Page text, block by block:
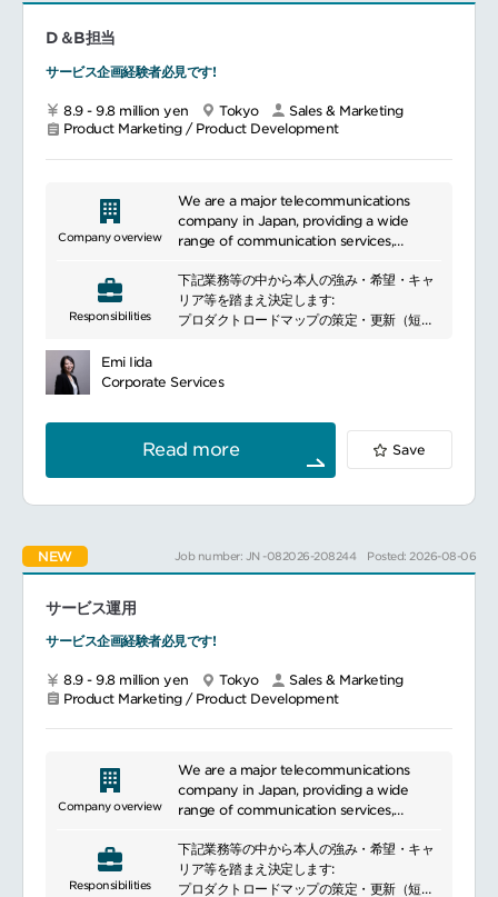
既存顧客では、日々のサポートに加え、入札
開拓での活躍の機会もあります。
D＆B担当
サービス企画経験者必見です!
8.9 - 9.8 million yen Tokyo
Sales & Marketing
Product Marketing / Product Development
Company overview
We are a major telecommunications
company in Japan, providing a wide
range of communication services,
communication services. We offer
various services including voice calls, data
communication, and internet
users across Japan. Additionally, we are
communication standards and
researching and developing the latest
technologies, promoting the adoption of
5G networks. Furthermore, we offer
high-quality services and extensive
network coverage have earned the trust
Responsibilities
下記業務等の中から本人の強み・希望・キャ
リア等を踏まえ決定します:
プロダクトロードマップの策定・更新（短期
用性のバランス）
ュメントの整備・変更管理
グローバル適合対応（法務／プライバシー要
件との整合）
案件収支、原価構造（SI含む）との整合性確
事業・開発・法務・営業など複数部門との調
整
Emi Iida
Corporate Services
Read more Save
NEW Job number: JN -082026-208244 Posted: 2026-08-06
サービス運用
サービス企画経験者必見です!
8.9 - 9.8 million yen Tokyo
Sales & Marketing
Product Marketing / Product Development
Company overview
We are a major telecommunications
company in Japan, providing a wide
range of communication services,
communication services. We offer
various services including voice calls, data
communication, and internet
Responsibilities
下記業務等の中から本人の強み・希望・キャ
リア等を踏まえ決定します:
プロダクトロードマップの策定・更新（短期